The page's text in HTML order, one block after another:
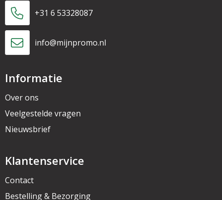
+31 6 53328087
info@mijnpromo.nl
Informatie
Over ons
Veelgestelde vragen
Nieuwsbrief
Klantenservice
Contact
Bestelling & Bezorging